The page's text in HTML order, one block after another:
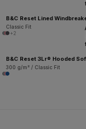
B&C Reset Lined
Classic Fit
+2
B&C Reset 3Lr® Hooded
300 g/m² / Classic Fit